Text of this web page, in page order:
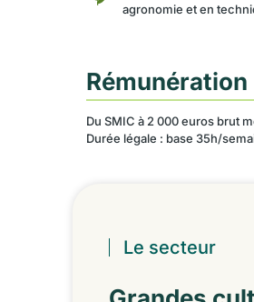
agronomie et en
Du SMIC à 2 000 euros brut
Durée légale : base 35h/
Le secteur